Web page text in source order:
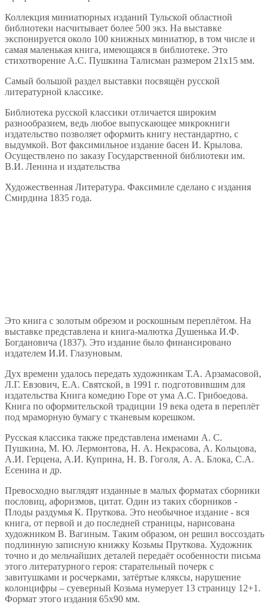
Коллекция миниатюрных изданий Тульской областной
библиотеки насчитывает более 500 экз. На выставке
экспонируется около 100 книжных миниатюр, в том числе и
самая маленькая книга, имеющаяся в библиотеке. Это
стихотворение А.С. Пушкина Талисман размером 21х15 мм.
Самый большой раздел выставки посвящён русской
литературной классике.
Библиотека русской классики отличается широким
разнообразием, ведь любое выпускающее микрокниги
издательство позволяет оформить книгу нестандартно, с
выдумкой. Вот факсимильное издание басен И. Крылова.
Осуществлено по заказу Государственной библиотеки им.
В.И. Ленина и издательства
Художественная Литература. Факсимиле сделано с издания
Смирдина 1835 года.
Это книга с золотым обрезом и роскошным переплётом. На
выставке представлена и книга-малютка Душенька И.Ф.
Богдановича (1837). Это издание было финансировано
издателем И.И. Глазуновым.
Дух времени удалось передать художникам Т.А. Арзамасовой,
Л.Г. Евзович, Е.А. Cвятской, в 1991 г. подготовившим для
издательства Книга комедию Горе от ума А.С. Грибоедова.
Книга по оформительской традиции 19 века одета в переплёт
под мраморную бумагу с тканевым корешком.
Русская классика также представлена именами А. C.
Пушкина, М. Ю. Лермонтова, Н. А. Некрасова, А. Кольцова,
А.И. Герцена, А.И. Куприна, Н. В. Гоголя, А. А. Блока, С.А.
Есенина и др.
Превосходно выглядят изданные в малых форматах сборники
пословиц, афоризмов, цитат. Один из таких сборников -
Плоды раздумья К. Пруткова. Это необычное издание - вся
книга, от первой и до последней страницы, нарисована
художником В. Вагиным. Таким образом, он решил воссоздать
подлинную записную книжку Козьмы Пруткова. Художник
точно и до мельчайших деталей передаёт особенности письма
этого литературного героя: старательный почерк с
завитушками и росчерками, затёртые кляксы, нарушение
колонцифры – суеверный Козьма нумерует 13 страницу 12+1.
Формат этого издания 65х90 мм.